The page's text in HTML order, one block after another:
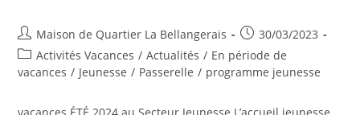
Auteur/autrice
de
la
publication :
Maison de Quartier La Bellangerais
Publication
publiée :
30/03/2023
Post
category:
Activités Vacances / Actualités / En période de
vacances / Jeunesse / Passerelle / programme jeunesse
vacances ÉTÉ 2024 au Secteur Jeunesse L’accueil jeunesse